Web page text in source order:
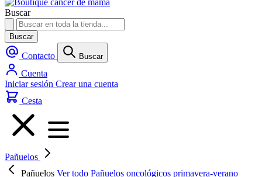
Buscar
Buscar
Contacto Buscar
Cuenta
Iniciar sesión Crear una cuenta
Cesta
Pañuelos
Pañuelos Ver todo Pañuelos oncológicos primavera-verano